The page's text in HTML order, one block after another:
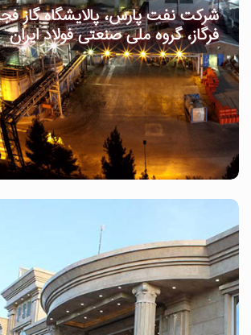
شرکت نفت پارس، پالایشگاه گاز
فرگاز، گروه ملی صنعتی فولاد ایران